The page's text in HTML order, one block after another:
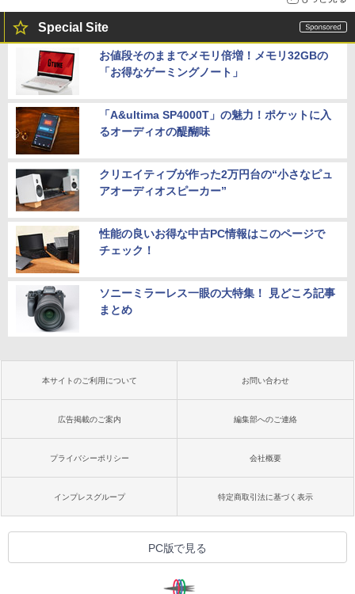
Special Site
お値段そのままでメモリ倍増！メモリ32GBの
「お得なゲーミングノート」
「A&ultima SP4000T」の魅力！ポケットに入
るオーディオの醍醐味
クリエイティブが作った2万円台の“小さなピュ
アオーディオスピーカー”
性能の良いお得な中古PC情報はこのページで
チェック！
ソニーミラーレス一眼の大特集！ 見どころ記事
まとめ
本サイトのご利用について お問い合わせ
広告掲載のご案内 編集部へのご連絡
プライバシーポリシー 会社概要
インプレスグループ 特定商取引法に基づく表示
PC版で見る